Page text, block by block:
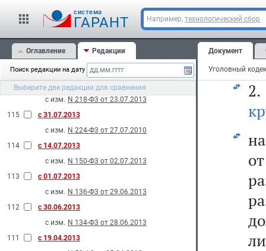
cистема
ГАРАНТ Например, технологический сбор
Оглавление Редакции
Поиск редакции на дату
Выберите две редакции для сравнения
N 270-Ф3 от 21.10.2013
118
с 01.09.2013
с изм. N 185-Ф3 от 02.07.2013
117
с 24.08.2013
с изм. N 245-Ф3 от 23.07.2013
116
с 03.08.2013
с изм. N 218-Ф3 от 23.07.2013
115
с 31.07.2013
с изм. N 224-Ф3 от 27.07.2010
114
с 14.07.2013
с изм. N 150-Ф3 от 02.07.2013
113
с 01.07.2013
с изм. N 136-Ф3 от 29.06.2013
112
с 30.06.2013
с изм. N 134-Ф3 от 28.06.2013
111
с 19.04.2013
Документ